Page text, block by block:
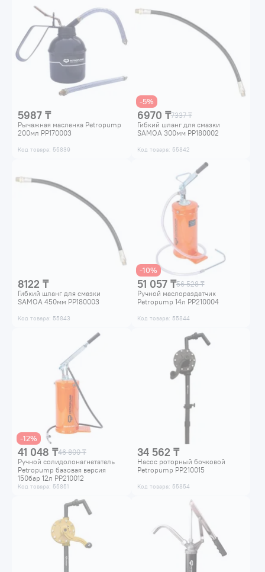
5987 ₸
Рычажная масленка Petropump
200мл PP170003
Код товара: 55839
6970 ₸7337 ₸
-5%
Гибкий шланг для смазки
SAMOA 300мм PP180002
Код товара: 55842
8122 ₸
Гибкий шланг для смазки
SAMOA 450мм PP180003
Код товара: 55843
51 057 ₸56 528 ₸
-10%
Ручной маслораздатчик
Petropump 14л PP210004
Код товара: 55844
41 048 ₸46 800 ₸
-12%
Ручной солидолонагнетатель
Petropump базовая версия
150бар 12л PP210012
Код товара: 55851
34 562 ₸
Насос роторный бочковой
Petropump PP210015
Код товара: 55854